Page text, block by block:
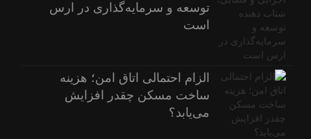
توسعه و سرمایه‌گذاری در ارس
است
الزام احتمالی اتاق امن؛ هزینه
ساخت مسکن چقدر افزایش
می‌یابد؟